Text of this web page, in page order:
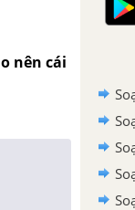
nên cái